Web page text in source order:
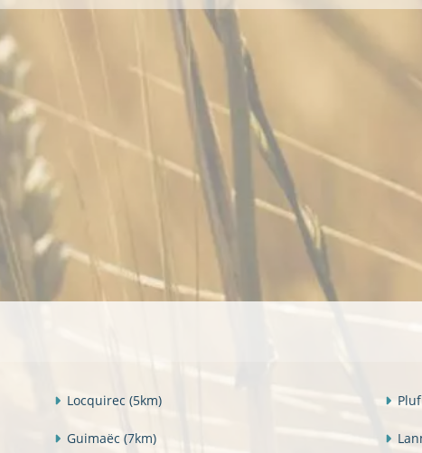
Locquirec (5km)
Guimaëc (7km)